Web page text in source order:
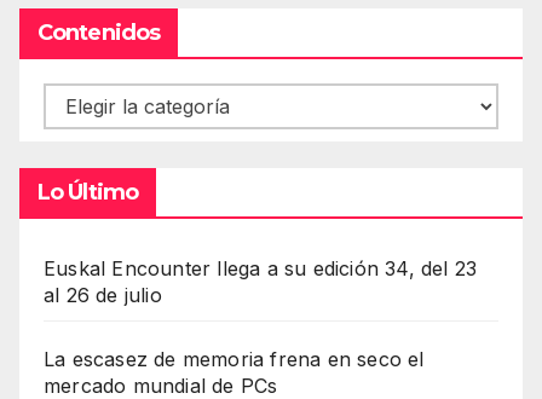
Contenidos
Contenidos
Lo Último
Euskal Encounter llega a su edición 34, del 23
al 26 de julio
La escasez de memoria frena en seco el
mercado mundial de PCs